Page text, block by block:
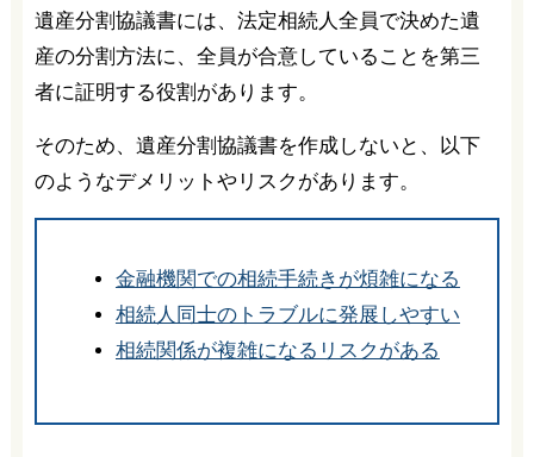
遺産分割協議書には、法定相続人全員で決めた遺
産の分割方法に、全員が合意していることを第三
者に証明する役割があります。
そのため、遺産分割協議書を作成しないと、以下
のようなデメリットやリスクがあります。
金融機関での相続手続きが煩雑になる
相続人同士のトラブルに発展しやすい
相続関係が複雑になるリスクがある